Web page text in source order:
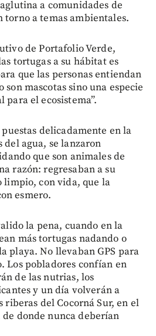
a comunidades de
torno a temas ambientales.
de Portafolio Verde,
tortugas a su hábitat es
que las personas entiendan
son mascotas sino una especie
el ecosistema”.
delicadamente en la
del agua, se lanzaron
que son animales de
razón: regresaban a su
con vida, que la
esmero.
la pena, cuando en la
más tortugas nadando o
playa. No llevaban GPS para
Los pobladores confían en
de las nutrias, los
y un día volverán a
riberas del Cocorná Sur, en el
donde nunca deberían